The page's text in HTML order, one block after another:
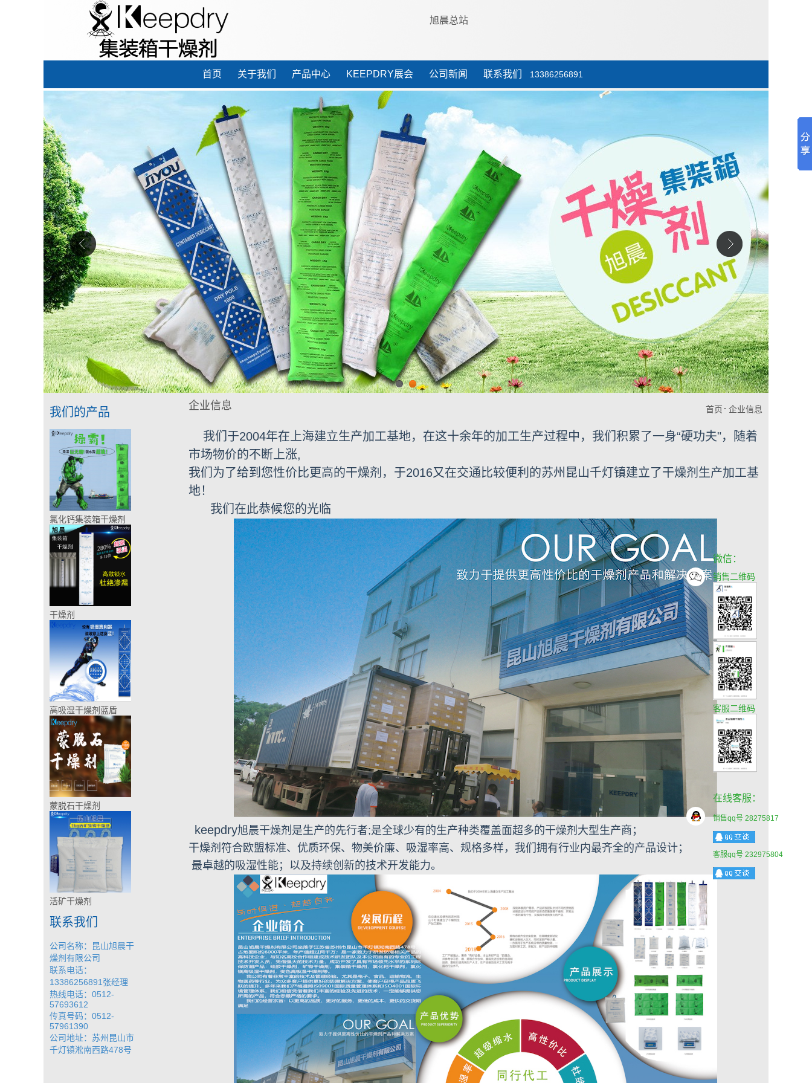
旭晨总站
首页 关于我们 产品中心 KEEPDRY展会 公司新闻 联系我们 13386256891
1 2
我们的产品
氯化钙集装箱干燥剂
干燥剂
高吸湿干燥剂蓝盾
蒙脱石干燥剂
活矿干燥剂
联系我们
公司名称：昆山旭晨干
燥剂有限公司
联系电话：
13386256891张经理
热线电话：0512-
57693612
传真号码：0512-
57961390
公司地址：苏州昆山市
千灯镇淞南西路478号
企业信息 首页 企业信息
我们于2004年在上海建立生产加工基地，在这十余年的加工生产过程中，我们积累了一身“硬功夫"，随着
市场物价的不断上涨,
我们为了给到您性价比更高的干燥剂，于2016又在交通比较便利的苏州昆山千灯镇建立了干燥剂生产加工基
地！
我们在此恭候您的光临
keepdry旭晨干燥剂是生产的先行者;是全球少有的生产种类覆盖面超多的干燥剂大型生产商；
干燥剂符合欧盟标准、优质环保、物美价廉、吸湿率高、规格多样，我们拥有行业内最齐全的产品设计；
最卓越的吸湿性能；以及持续创新的技术开发能力。
微信：
销售二维码
客服二维码
在线客服：
销售qq号 28275817
客服qq号 232975804